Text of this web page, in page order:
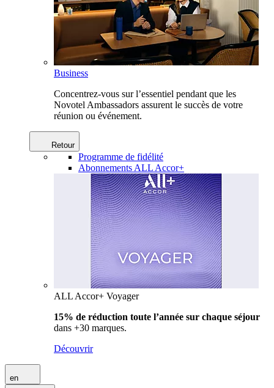
Business
Concentrez-vous sur l’essentiel pendant que les
Novotel Ambassadors assurent le succès de votre
réunion ou événement.
Retour
Programme de fidélité
Abonnements ALL Accor+
ALL Accor+ Voyager
15% de réduction toute l’année sur chaque séjour
dans +30 marques.
Découvrir
en